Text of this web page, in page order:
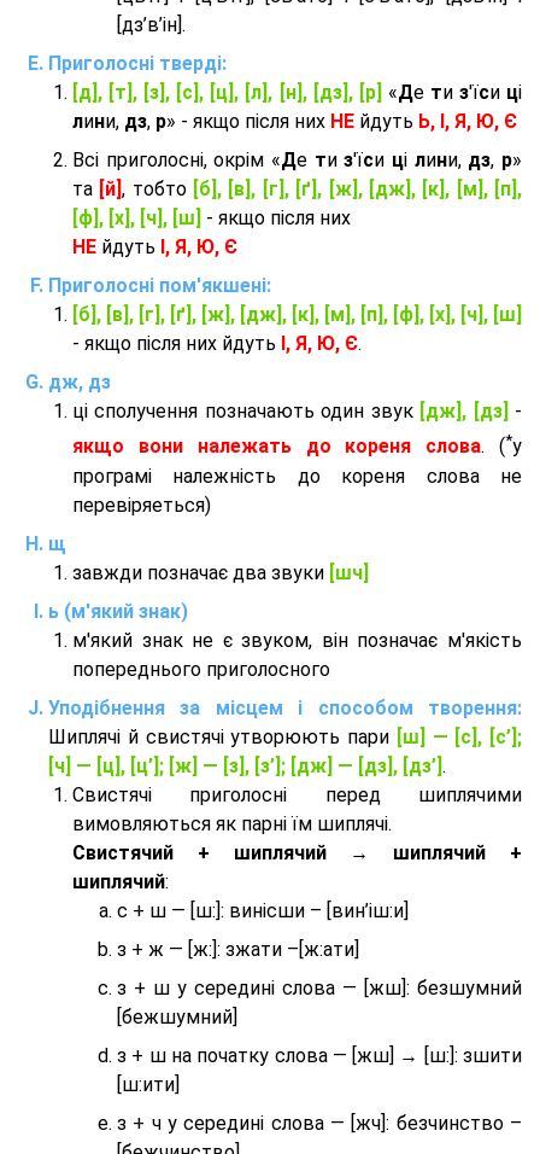
[дз’в’iн].
Приголосні тверді:
[д], [т], [з], [с], [ц], [л], [н], [дз], [р] «Де ти з'їси ці
лини, дз, р» - якщо після них НЕ йдуть Ь, І, Я, Ю, Є
Всі приголосні, окрім «Де тиз'їси ці лини, дз, р»
та [й], тобто [б], [в], [г], [ґ], [ж], [дж], [к], [м], [п],
[ф], [х], [ч], [ш] - якщо після них
НЕ йдуть І, Я, Ю, Є
Приголосні пом'якшені:
[б], [в], [г], [ґ], [ж], [дж], [к], [м], [п], [ф], [х], [ч], [ш]
- якщо після них йдуть І, Я, Ю, Є.
дж, дз
ці сполучення позначають один звук [дж], [дз] -
якщо вони належать до кореня слова. (*у
програмі належність до кореня слова не
перевіряеться)
щ
завжди позначає два звуки [шч]
ь (м'який знак)
м'який знак не є звуком, він позначає м'якість
попереднього приголосного
Уподібнення за місцем і способом творення:
Шиплячі й свистячі утворюють пари [ш] — [c], [с’];
[ч] — [ц], [ц’]; [ж] — [з], [з’]; [дж] — [дз], [дз’] .
Свистячі приголосні перед шиплячими
вимовляються як парні їм шиплячі.
Cвистячий + шиплячий → шиплячий +
шиплячий:
с + ш — [ш:]: винісши – [вин’іш:и]
з + ж — [ж:]: зжати –[ж:ати]
з + ш у середині слова — [жш]: безшумний
[бежшумний]
з + ш на початку слова — [жш] → [ш:]: зшити
[ш:ити]
з + ч у середині слова — [жч]: безчинство –